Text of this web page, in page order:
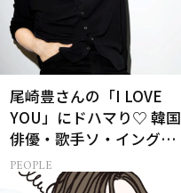
尾崎豊さんの「I LOVE
YOU」にドハマり♡ 韓国
俳優・歌手ソ・イングク
さんの音楽がすべての人
生って？
PEOPLE